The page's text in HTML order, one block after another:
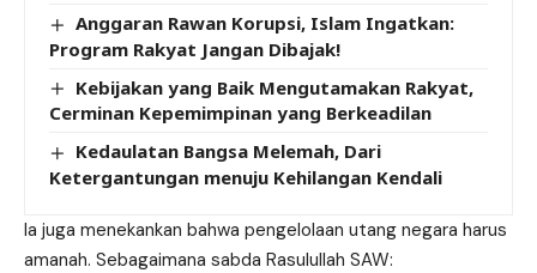
Anggaran Rawan Korupsi, Islam Ingatkan:
Program Rakyat Jangan Dibajak!
Kebijakan yang Baik Mengutamakan Rakyat,
Cerminan Kepemimpinan yang Berkeadilan
Kedaulatan Bangsa Melemah, Dari
Ketergantungan menuju Kehilangan Kendali
Ia juga menekankan bahwa pengelolaan utang negara harus
amanah. Sebagaimana sabda Rasulullah SAW: